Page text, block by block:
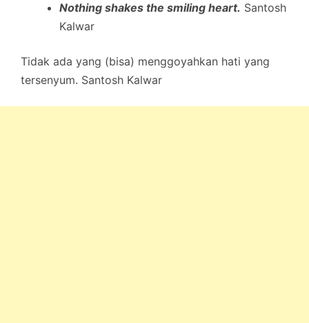
Nothing shakes the smiling heart. Santosh
Kalwar
Tidak ada yang (bisa) menggoyahkan hati yang
tersenyum. Santosh Kalwar